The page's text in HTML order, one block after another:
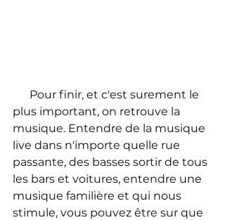
plus important, on retrouve la
musique. Entendre de la musique
live dans n'importe quelle rue
passante, des basses sortir de tous
les bars et voitures, entendre une
musique familière et qui nous
stimule, vous pouvez être sur que